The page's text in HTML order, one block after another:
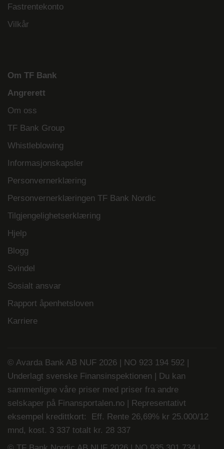
Fastrentekonto
Vilkår
Om TF Bank
Angrerett
Om oss
TF Bank Group
Whistleblowing
Informasjonskapsler
Personvernerklæring
Personvernerklæringen TF Bank Nordic
Tilgjengelighetserklæring
Hjelp
Blogg
Svindel
Sosialt ansvar
Rapport åpenhetsloven
Karriere
© Avarda Bank AB NUF 2026 | NO 923 194 592 |
Underlagt svenske Finansinspektionen | Du kan
sammenligne våre priser med priser fra andre
selskaper på Finansportalen.no | Representativt
eksempel kredittkort: Eff. Rente 26,69% kr 25.000/12
mnd, kost. 3 337 totalt kr. 28 337